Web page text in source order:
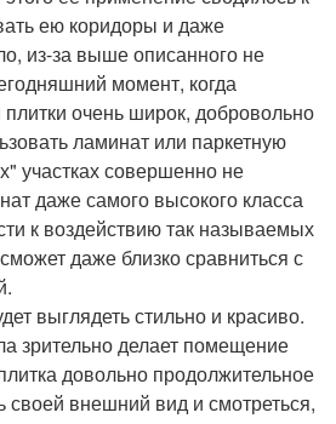
ею коридоры и даже
из-за выше описанного не
момент, когда
очень широк, добровольно
ламинат или паркетную
участках совершенно не
даже самого высокого класса
к воздействию так называемых
даже близко сравниться с
выглядеть стильно и красиво.
зрительно делает помещение
довольно продолжительное
своей внешний вид и смотреться,